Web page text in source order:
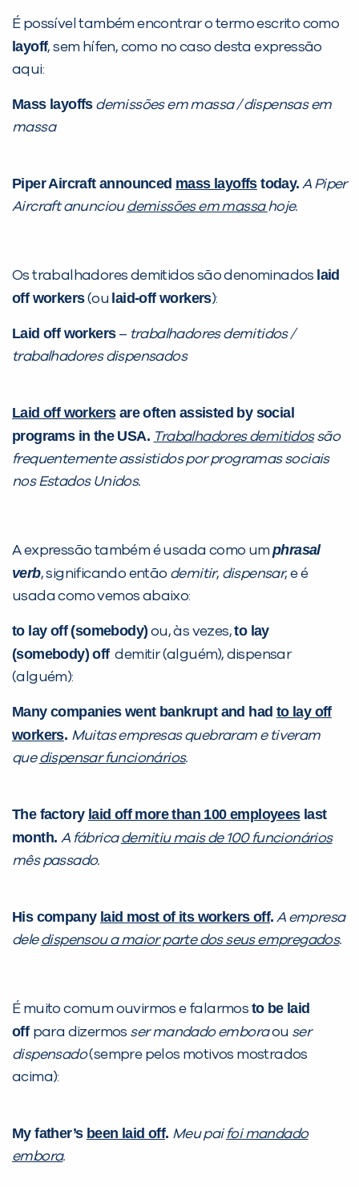
É possível também encontrar o termo escrito como
layoff, sem hífen, como no caso desta expressão
aqui:
Mass layoffs demissões em massa / dispensas em
massa
Piper Aircraft announced mass layoffstoday. A Piper
Aircraft anuncioudemissões em massahoje.
Os trabalhadores demitidos são denominados laid
off workers(ou laid-off workers):
Laid off workers– trabalhadores demitidos /
trabalhadores dispensados
Laid off workersare often assisted by social
programs in the USA. Trabalhadores demitidossão
frequentemente assistidos por programas sociais
nos Estados Unidos.
A expressão também é usada como um phrasal
verb, significando então demitir, dispensar, e é
usada como vemos abaixo:
to lay off (somebody) ou, às vezes,to lay
(somebody) offdemitir (alguém), dispensar
(alguém):
Many companies went bankrupt and had to lay off
workers. Muitas empresas quebraram e tiveram
quedispensar funcionários.
The factory laid off more than 100 employeeslast
month. A fábricademitiu mais de 100 funcionários
mês passado.
His company laid most of its workers off. A empresa
deledispensou a maior parte dos seus empregados.
É muito comum ouvirmos e falarmos to be laid
off para dizermos ser mandado emboraou ser
dispensado(sempre pelos motivos mostrados
acima):
My father’s been laid off. Meu pai foi mandado
embora.